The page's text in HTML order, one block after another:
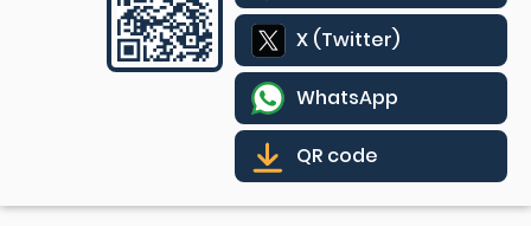
X (Twitter)
WhatsApp
QR code